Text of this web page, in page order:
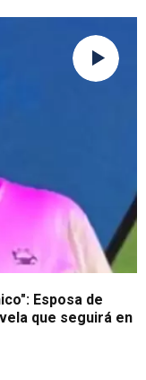
Esposa de
que seguirá en